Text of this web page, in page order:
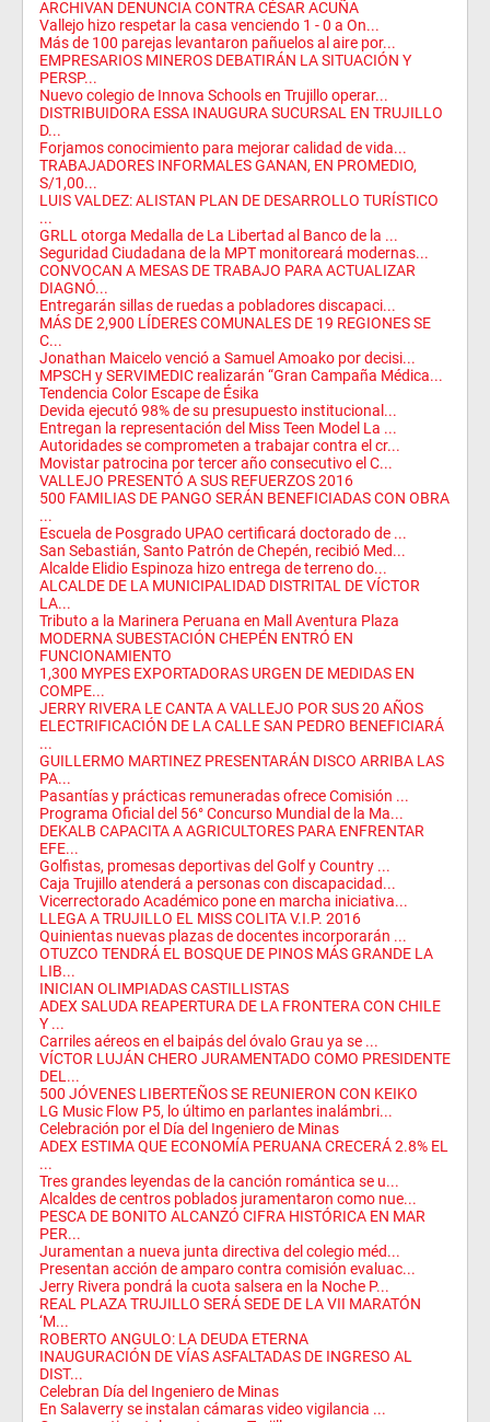
ARCHIVAN DENUNCIA CONTRA CÉSAR ACUÑA
Vallejo hizo respetar la casa venciendo 1 - 0 a On...
Más de 100 parejas levantaron pañuelos al aire por...
EMPRESARIOS MINEROS DEBATIRÁN LA SITUACIÓN Y
PERSP...
Nuevo colegio de Innova Schools en Trujillo operar...
DISTRIBUIDORA ESSA INAUGURA SUCURSAL EN TRUJILLO
D...
Forjamos conocimiento para mejorar calidad de vida...
TRABAJADORES INFORMALES GANAN, EN PROMEDIO,
S/1,00...
LUIS VALDEZ: ALISTAN PLAN DE DESARROLLO TURÍSTICO
...
GRLL otorga Medalla de La Libertad al Banco de la ...
Seguridad Ciudadana de la MPT monitoreará modernas...
CONVOCAN A MESAS DE TRABAJO PARA ACTUALIZAR
DIAGNÓ...
Entregarán sillas de ruedas a pobladores discapaci...
MÁS DE 2,900 LÍDERES COMUNALES DE 19 REGIONES SE
C...
Jonathan Maicelo venció a Samuel Amoako por decisi...
MPSCH y SERVIMEDIC realizarán “Gran Campaña Médica...
Tendencia Color Escape de Ésika
Devida ejecutó 98% de su presupuesto institucional...
Entregan la representación del Miss Teen Model La ...
Autoridades se comprometen a trabajar contra el cr...
Movistar patrocina por tercer año consecutivo el C...
VALLEJO PRESENTÓ A SUS REFUERZOS 2016
500 FAMILIAS DE PANGO SERÁN BENEFICIADAS CON OBRA
...
Escuela de Posgrado UPAO certificará doctorado de ...
San Sebastián, Santo Patrón de Chepén, recibió Med...
Alcalde Elidio Espinoza hizo entrega de terreno do...
ALCALDE DE LA MUNICIPALIDAD DISTRITAL DE VÍCTOR
LA...
Tributo a la Marinera Peruana en Mall Aventura Plaza
MODERNA SUBESTACIÓN CHEPÉN ENTRÓ EN
FUNCIONAMIENTO
1,300 MYPES EXPORTADORAS URGEN DE MEDIDAS EN
COMPE...
JERRY RIVERA LE CANTA A VALLEJO POR SUS 20 AÑOS
ELECTRIFICACIÓN DE LA CALLE SAN PEDRO BENEFICIARÁ
...
GUILLERMO MARTINEZ PRESENTARÁN DISCO ARRIBA LAS
PA...
Pasantías y prácticas remuneradas ofrece Comisión ...
Programa Oficial del 56° Concurso Mundial de la Ma...
DEKALB CAPACITA A AGRICULTORES PARA ENFRENTAR
EFE...
Golfistas, promesas deportivas del Golf y Country ...
Caja Trujillo atenderá a personas con discapacidad...
Vicerrectorado Académico pone en marcha iniciativa...
LLEGA A TRUJILLO EL MISS COLITA V.I.P. 2016
Quinientas nuevas plazas de docentes incorporarán ...
OTUZCO TENDRÁ EL BOSQUE DE PINOS MÁS GRANDE LA
LIB...
INICIAN OLIMPIADAS CASTILLISTAS
ADEX SALUDA REAPERTURA DE LA FRONTERA CON CHILE
Y ...
Carriles aéreos en el baipás del óvalo Grau ya se ...
VÍCTOR LUJÁN CHERO JURAMENTADO COMO PRESIDENTE
DEL...
500 JÓVENES LIBERTEÑOS SE REUNIERON CON KEIKO
LG Music Flow P5, lo último en parlantes inalámbri...
Celebración por el Día del Ingeniero de Minas
ADEX ESTIMA QUE ECONOMÍA PERUANA CRECERÁ 2.8% EL
...
Tres grandes leyendas de la canción romántica se u...
Alcaldes de centros poblados juramentaron como nue...
PESCA DE BONITO ALCANZÓ CIFRA HISTÓRICA EN MAR
PER...
Juramentan a nueva junta directiva del colegio méd...
Presentan acción de amparo contra comisión evaluac...
Jerry Rivera pondrá la cuota salsera en la Noche P...
REAL PLAZA TRUJILLO SERÁ SEDE DE LA VII MARATÓN
‘M...
ROBERTO ANGULO: LA DEUDA ETERNA
INAUGURACIÓN DE VÍAS ASFALTADAS DE INGRESO AL
DIST...
Celebran Día del Ingeniero de Minas
En Salaverry se instalan cámaras video vigilancia ...